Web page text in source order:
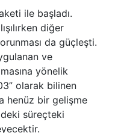
ile başladı.
diğer
da güçleşti.
ve
yönelik
olarak bilinen
henüz bir gelişme
süreçteki